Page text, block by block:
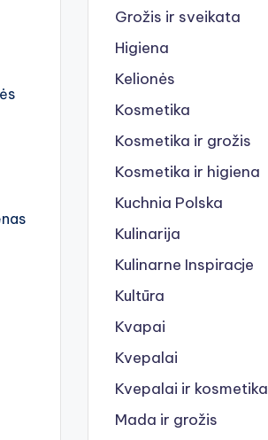
Grožis ir sveikata
Higiena
Kelionės
Kosmetika
Kosmetika ir grožis
Kosmetika ir higiena
Kuchnia Polska
Kulinarija
Kulinarne Inspiracje
Kultūra
Kvapai
Kvepalai
Kvepalai ir kosmetika
Mada ir grožis